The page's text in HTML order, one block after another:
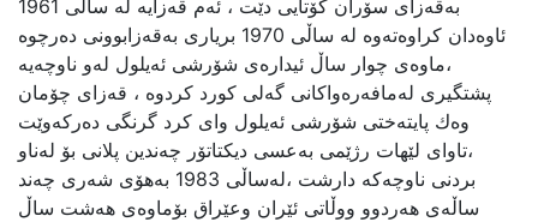
بەقەزای سۆران كۆتایی دێت ، ئەم قەزایە لە ساڵی 1961
ئاوەدان كراوەتەوە لە ساڵی 1970 بریاری بەقەزابوونی دەرچوە
،ماوەی چوار ساڵ ئیدارەی شۆرشی ئەیلول لەو ناوچەیە
پشتگیری لەمافەرەواكانی گەلی كورد كردوە ، قه‌زای چۆمان
وه‌ك پایتەختی شۆرشی ئەیلول وای كرد گرنگی دەركەوێت
،تاوای لێهات رژێمی بەعسی دیكتاتۆر چەندین پلانی بۆ لەناو
بردنی ناوچەكە دارشت ،لەساڵی 1983 بەهۆی شەری چه‌ند
ساڵه‌ی هەردوو ووڵاتی ئێران وعێراق بۆماوەی هەشت ساڵ